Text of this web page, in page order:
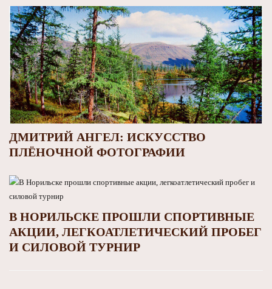
ДМИТРИЙ АНГЕЛ: ИСКУССТВО
ПЛЁНОЧНОЙ ФОТОГРАФИИ
В НОРИЛЬСКЕ ПРОШЛИ СПОРТИВНЫЕ
АКЦИИ, ЛЕГКОАТЛЕТИЧЕСКИЙ ПРОБЕГ
И СИЛОВОЙ ТУРНИР